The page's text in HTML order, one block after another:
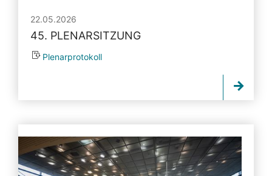
22.05.2026
45. PLENARSITZUNG
Plenarprotokoll